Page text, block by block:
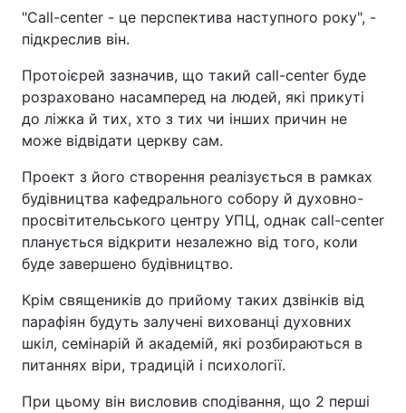
"Сall-center - це перспектива наступного року", -
підкреслив він.
Протоієрей зазначив, що такий call-center буде
розраховано насамперед на людей, які прикуті
до ліжка й тих, хто з тих чи інших причин не
може відвідати церкву сам.
Проект з його створення реалізується в рамках
будівництва кафедрального собору й духовно-
просвітительського центру УПЦ, однак call-center
планується відкрити незалежно від того, коли
буде завершено будівництво.
Крім священиків до прийому таких дзвінків від
парафіян будуть залучені вихованці духовних
шкіл, семінарій й академій, які розбираються в
питаннях віри, традицій і психології.
При цьому він висловив сподівання, що 2 перші